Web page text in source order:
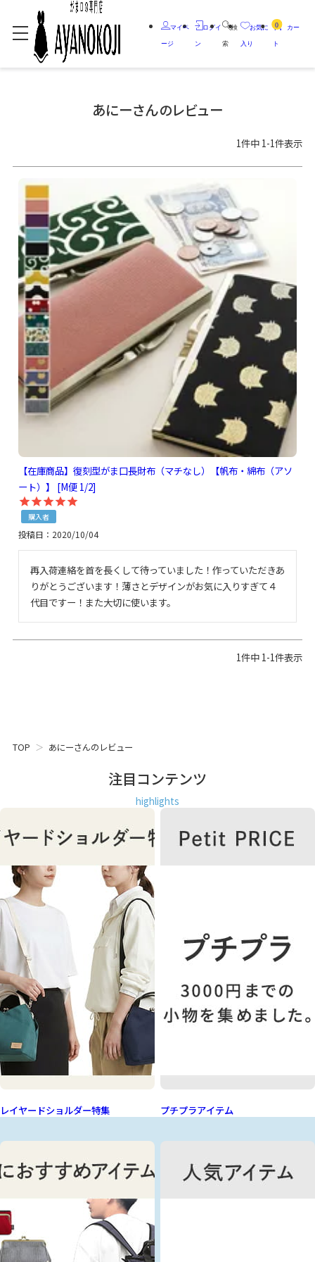
マイペ
ージ
ログイ
ン
検
索
お気に
入り
0 カー
ト
あにーさんのレビュー
1件中 1-1件表示
【在庫商品】復刻型がま口長財布（マチなし）【帆布・綿布（アソ
ート）】 [M便 1/2]
購入者
投稿日 2020/10/04
再入荷連絡を首を長くして待っていました！作っていただきあ
りがとうございます！薄さとデザインがお気に入りすぎて４
代目ですー！また大切に使います。
1件中 1-1件表示
TOP あにーさんのレビュー
注目コンテンツ
highlights
レイヤードショルダー特集 プチプラアイテム